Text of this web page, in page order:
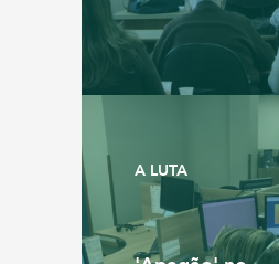
A LUTA